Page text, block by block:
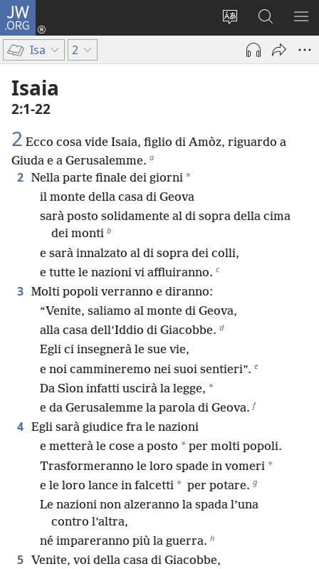
JW.ORG
Modificare
lingua
Accedi
(apre
Cerca
JW.ORG
Isa 2
Isaia
2:1-22
2 Ecco cosa vide Isaia, figlio di Amòz, riguardo a
Giuda e a Gerusalemme. a
2 Nella parte finale dei giorni *
il monte della casa di Geova
sarà posto solidamente al di sopra della cima
dei monti b
e sarà innalzato al di sopra dei colli,
e tutte le nazioni vi affluiranno. c
3 Molti popoli verranno e diranno:
“Venite, saliamo al monte di Geova,
alla casa dell’Iddio di Giacobbe. d
Egli ci insegnerà le sue vie,
e noi cammineremo nei suoi sentieri”. e
Da Sìon infatti uscirà la legge, *
e da Gerusalemme la parola di Geova. f
4 Egli sarà giudice fra le nazioni
e metterà le cose a posto * per molti popoli.
Trasformeranno le loro spade in vomeri *
e le loro lance in falcetti * per potare. g
Le nazioni non alzeranno la spada l’una
contro l’altra,
né impareranno più la guerra. h
5
Venite, voi della casa di Giacobbe,